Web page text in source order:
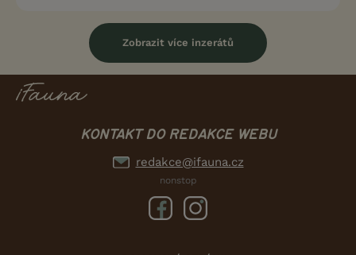
Zobrazit více inzerátů
KONTAKT DO REDAKCE WEBU
redakce@ifauna.cz
nonstop